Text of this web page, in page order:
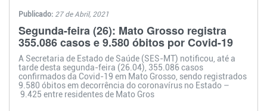
Publicado: 27 de Abril, 2021
Segunda-feira (26): Mato Grosso registra
355.086 casos e 9.580 óbitos por Covid-19
A Secretaria de Estado de Saúde (SES-MT) notificou, até a
tarde desta segunda-feira (26.04), 355.086 casos
confirmados da Covid-19 em Mato Grosso, sendo registrados
9.580 óbitos em decorrência do coronavírus no Estado –
9.425 entre residentes de Mato Gros